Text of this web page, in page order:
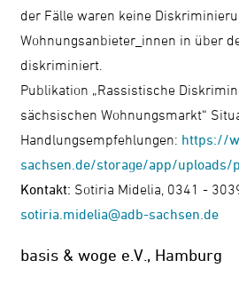
der Fälle waren keine
Wohnungsanbieter_innen in über
diskriminiert.
Publikation „Rassistische
sächsischen Wohnungsmarkt“
Handlungsempfehlungen: https://
sachsen.de/storage/app/
Kontakt: Sotiria Midelia, 0341 -
sotiria.midelia@adb-sachsen.de
basis & woge e.V., Hamburg